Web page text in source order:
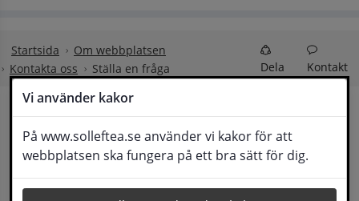
Vi använder kakor
På www.solleftea.se använder vi kakor för att
webbplatsen ska fungera på ett bra sätt för dig.
Startsida
Om webbplatsen
Kontakta oss
Ställa en fråga Dela Kontakt
Ställa en fråga
Om din fråga är omfattande kan det bli aktuellt